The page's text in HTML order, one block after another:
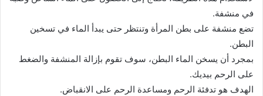
في منشفة.
تضع منشفة على بطن المرأة وتنتظر حتى يبدأ الماء في تسخين
البطن.
بمجرد أن يسخن الماء البطن، سوف تقوم بإزالة المنشفة والضغط
على الرحم بيديك.
الهدف هو تدفئة الرحم ومساعدة الرحم على الانقباض.